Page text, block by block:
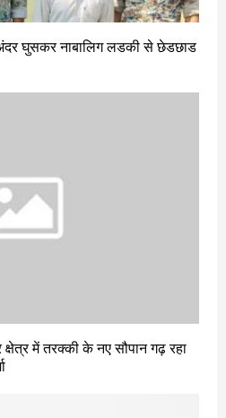
घुसकर नाबालिग लडकी से छेडछाड
में तरक्की के नए सौपान गढ़ रहा